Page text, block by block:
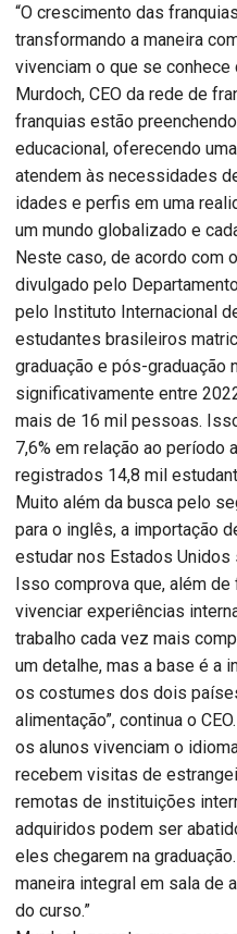
“O crescimento das
transformando a maneira
vivenciam o que se conhece
Murdoch, CEO da rede de
franquias estão
educacional, oferecendo
atendem às necessidades
idades e perfis em uma
um mundo globalizado e
Neste caso, de acordo com
divulgado pelo
pelo Instituto Internacional
estudantes brasileiros
graduação e pós-graduação
significativamente entre
mais de 16 mil pessoas.
7,6% em relação ao período
registrados 14,8 mil
Muito além da busca pelo
para o inglês, a importação
estudar nos Estados Unidos
Isso comprova que, além
vivenciar experiências
trabalho cada vez mais
um detalhe, mas a base é a
os costumes dos dois
alimentação”, continua o
os alunos vivenciam o
recebem visitas de
remotas de instituições
adquiridos podem ser
eles chegarem na
maneira integral em sala de
do curso.”